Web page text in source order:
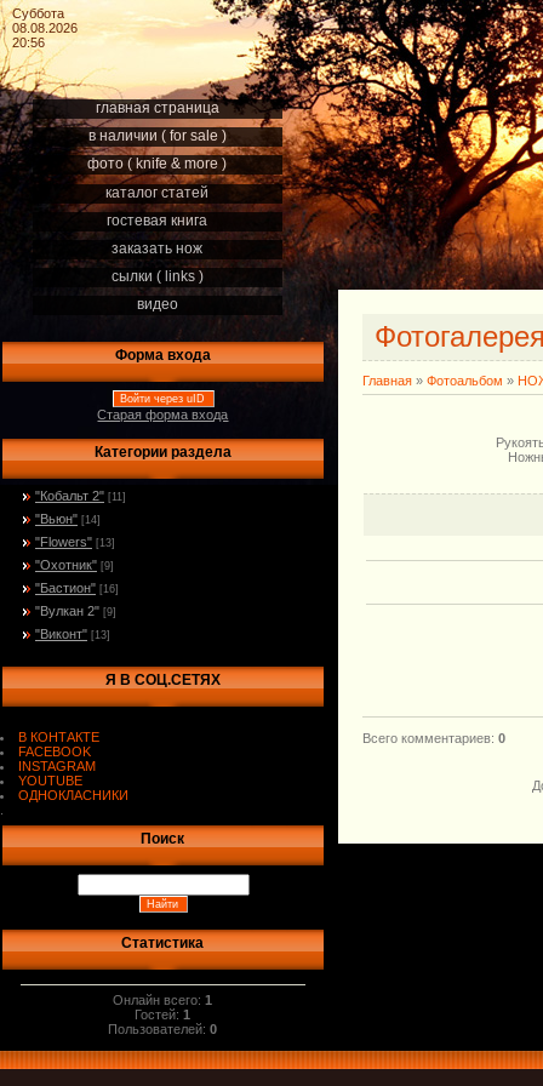
Суббота
08.08.2026
20:56
главная страница
в наличии ( for sale )
фото ( knife & more )
каталог статей
гостевая книга
заказать нож
сылки ( links )
видео
Форма входа
Войти через uID
Старая форма входа
Категории раздела
"Кобальт 2" [11]
"Вьюн" [14]
"Flowers" [13]
"Охотник" [9]
"Бастион" [16]
"Вулкан 2" [9]
"Виконт" [13]
Я В СОЦ.СЕТЯХ
В КОНТАКТЕ
FACEBOOK
INSTAGRAM
YOUTUBE
ОДНОКЛАСНИКИ
Поиск
Статистика
Онлайн всего:1
Гостей:1
Пользователей:0
Главная » Фотоальбом »
Всего комментариев: 0